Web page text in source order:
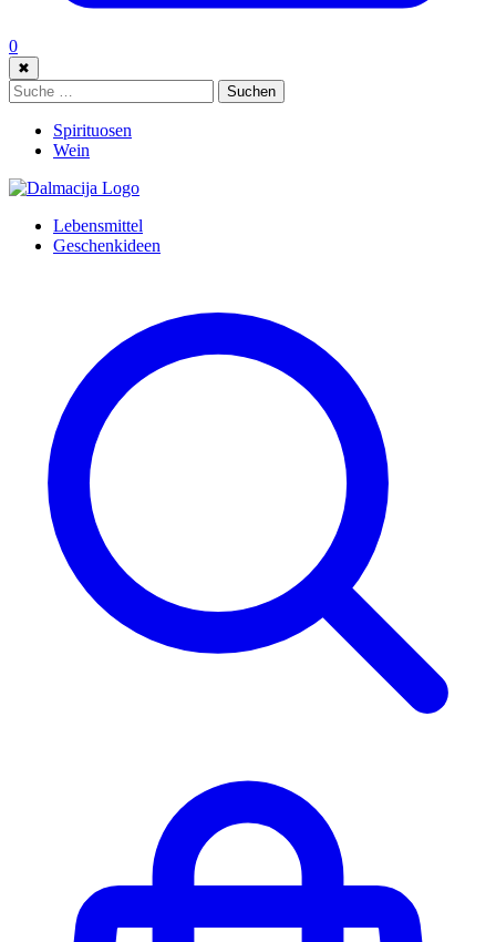
0
✖
Suche: Suchen
Spirituosen
Wein
Lebensmittel
Geschenkideen